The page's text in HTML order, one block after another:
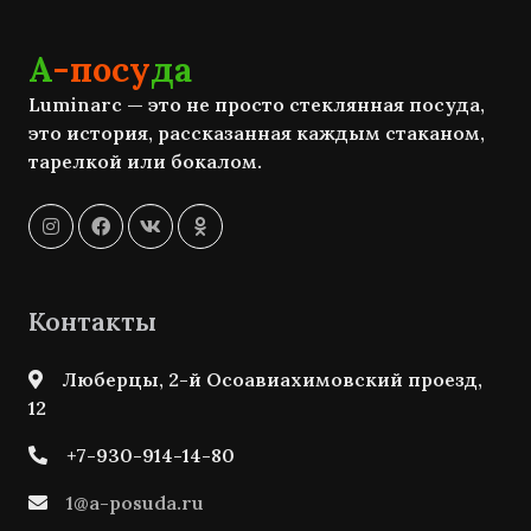
А-посуда
Luminarc — это не просто стеклянная посуда,
это история, рассказанная каждым стаканом,
тарелкой или бокалом.
Контакты
Люберцы, 2-й Осоавиахимовский проезд,
12
+7-930-914-14-80
1@a-posuda.ru